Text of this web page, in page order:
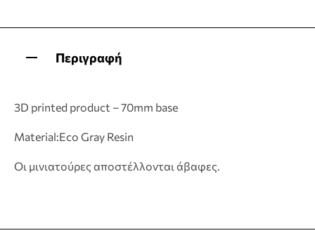
Περιγραφή
3D printed product – 70mm base
Material:Eco Gray Resin
Οι μινιατούρες αποστέλλονται άβαφες.